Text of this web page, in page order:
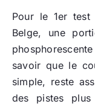
Pour le 1er test
Belge, une
savoir que le
simple, reste
des pistes